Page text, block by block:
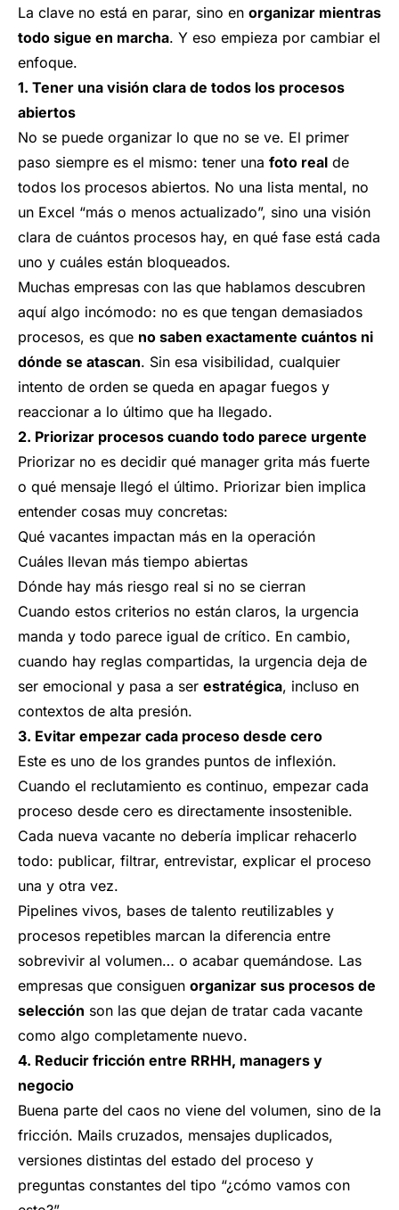
La clave no está en parar, sino en organizar mientras
todo sigue en marcha. Y eso empieza por cambiar el
enfoque.
1. Tener una visión clara de todos los procesos
abiertos
No se puede organizar lo que no se ve. El primer
paso siempre es el mismo: tener una foto real de
todos los procesos abiertos. No una lista mental, no
un Excel “más o menos actualizado”, sino una visión
clara de cuántos procesos hay, en qué fase está cada
uno y cuáles están bloqueados.
Muchas empresas con las que hablamos descubren
aquí algo incómodo: no es que tengan demasiados
procesos, es que no saben exactamente cuántos ni
dónde se atascan. Sin esa visibilidad, cualquier
intento de orden se queda en apagar fuegos y
reaccionar a lo último que ha llegado.
2. Priorizar procesos cuando todo parece urgente
Priorizar no es decidir qué manager grita más fuerte
o qué mensaje llegó el último. Priorizar bien implica
entender cosas muy concretas:
Qué vacantes impactan más en la operación
Cuáles llevan más tiempo abiertas
Dónde hay más riesgo real si no se cierran
Cuando estos criterios no están claros, la urgencia
manda y todo parece igual de crítico. En cambio,
cuando hay reglas compartidas, la urgencia deja de
ser emocional y pasa a ser estratégica, incluso en
contextos de alta presión.
3. Evitar empezar cada proceso desde cero
Este es uno de los grandes puntos de inflexión.
Cuando el reclutamiento es continuo, empezar cada
proceso desde cero es directamente insostenible.
Cada nueva vacante no debería implicar rehacerlo
todo: publicar, filtrar, entrevistar, explicar el proceso
una y otra vez.
Pipelines vivos, bases de talento reutilizables y
procesos repetibles marcan la diferencia entre
sobrevivir al volumen… o acabar quemándose. Las
empresas que consiguen organizar sus procesos de
selección son las que dejan de tratar cada vacante
como algo completamente nuevo.
4. Reducir fricción entre RRHH, managers y
negocio
Buena parte del caos no viene del volumen, sino de la
fricción. Mails cruzados, mensajes duplicados,
versiones distintas del estado del proceso y
preguntas constantes del tipo “¿cómo vamos con